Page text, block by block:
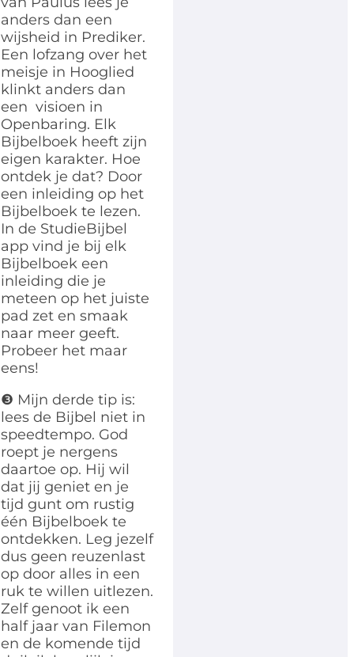
anders dan een
wijsheid in Prediker.
Een lofzang over het
meisje in Hooglied
klinkt anders dan
een visioen in
Openbaring. Elk
Bijbelboek heeft zijn
eigen karakter. Hoe
ontdek je dat? Door
een inleiding op het
Bijbelboek te lezen.
In de StudieBijbel
app vind je bij elk
Bijbelboek een
inleiding die je
meteen op het juiste
pad zet en smaak
naar meer geeft.
Probeer het maar
eens!
❸ Mijn derde tip is:
lees de Bijbel niet in
speedtempo. God
roept je nergens
daartoe op. Hij wil
dat jij geniet en je
tijd gunt om rustig
één Bijbelboek te
ontdekken. Leg jezelf
dus geen reuzenlast
op door alles in een
ruk te willen uitlezen.
Zelf genoot ik een
half jaar van Filemon
en de komende tijd